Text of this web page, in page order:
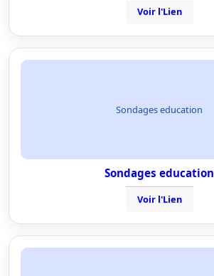
Voir l'Lien
Sondages education
Sondages education
Voir l'Lien